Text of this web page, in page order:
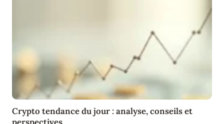
Crypto tendance du jour : analyse, conseils et